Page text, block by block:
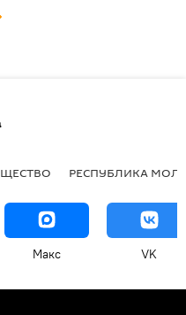
РЕСПУБЛИКА
Макс VK